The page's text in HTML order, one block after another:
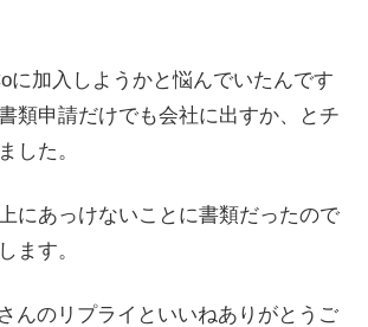
に加入しようかと悩んでいたんです
類申請だけでも会社に出すか、とチ
した。
にあっけないことに書類だったので
ます。
んのリプライといいねありがとうご